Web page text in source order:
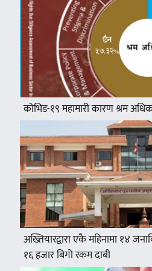
कोभिड-१९ महामारी कारण श्रम
अख्तियारद्वारा एकै महिनामा १४
१६ हजार बिगो रकम दाबी